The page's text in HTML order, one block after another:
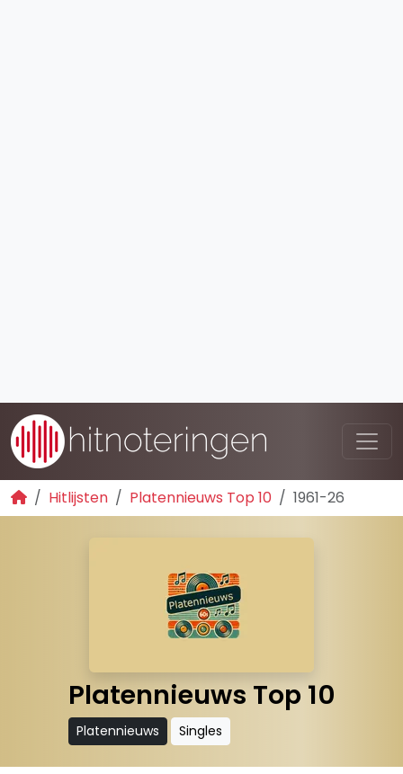
Hitlijsten Platennieuws Top 10 1961-26
Platennieuws Top 10
Platennieuws Singles